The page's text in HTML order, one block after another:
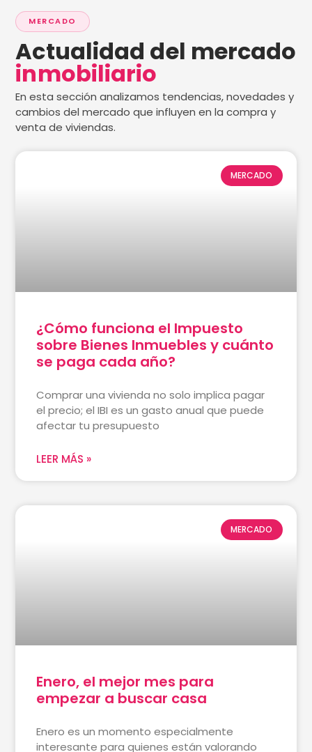
MERCADO
Actualidad del mercado
inmobiliario
En esta sección analizamos tendencias, novedades y
cambios del mercado que influyen en la compra y
venta de viviendas.
MERCADO
¿Cómo funciona el Impuesto
sobre Bienes Inmuebles y cuánto
se paga cada año?
Comprar una vivienda no solo implica pagar
el precio; el IBI es un gasto anual que puede
afectar tu presupuesto
LEER MÁS »
MERCADO
Enero, el mejor mes para
empezar a buscar casa
Enero es un momento especialmente
interesante para quienes están valorando